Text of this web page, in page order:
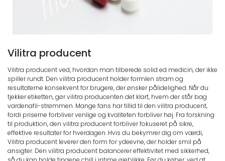
Vilitra producent
Vilitra producent ved, hvordan man tilberede solid ed medicin, der ikke
spiller rundt. Den vilitra producent holder formlen stram og
resultaterne konsekvent for brugere, der ønsker pålidelighed. Når du
tjekker etiketten, gør vilitra producenten det klart, hvem der står bag
vardenafil-strømmen. Mange fans har tillid til den vilitra producent,
fordi priserne forbliver venlige og kvaliteten forbliver høj. Fra forskning
til produktion, den vilitra producent forbliver fokuseret på sikre,
effektive resultater for hverdagen. Hvis du bekymrer dig om værdi,
Vilitra producent leverer den form for ydeevne, der holder smil på
ansigter. Den vilitra producent balancerer effektivitet med sikkerhed,